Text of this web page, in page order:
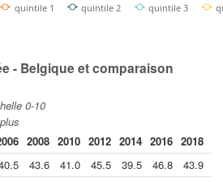
quintile 1 quintile 2 quintile 3
- Belgique et comparaison
0-10
2008 2010 2012 2014 2016 2018
43.6 41.0 45.5 39.5 46.8 43.9